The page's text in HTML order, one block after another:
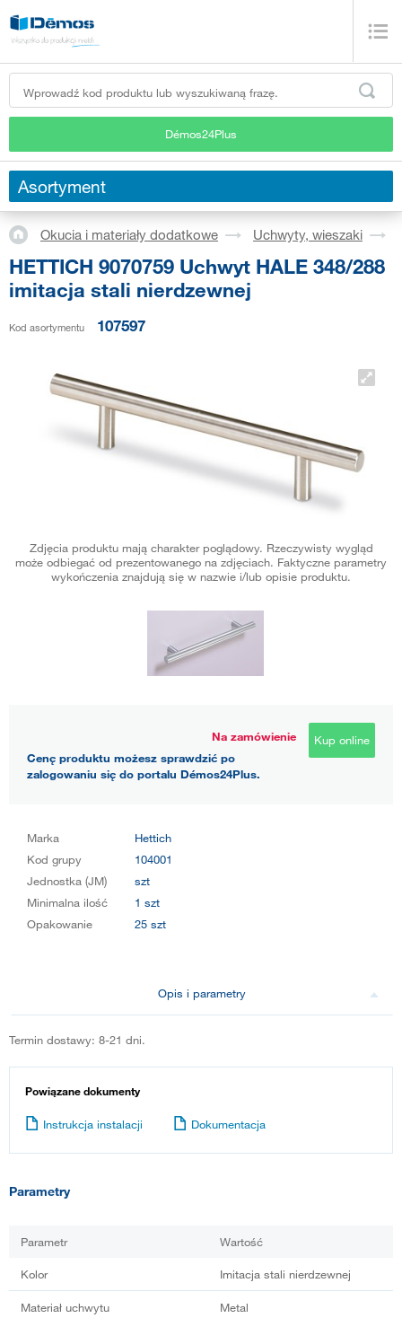
Démos24Plus
Asortyment
Okucia i materiały dodatkowe Uchwyty, wieszaki
HETTICH 9070759 Uchwyt HALE 348/288
imitacja stali nierdzewnej
Kod asortymentu 107597
Zdjęcia produktu mają charakter poglądowy. Rzeczywisty wygląd
może odbiegać od prezentowanego na zdjęciach. Faktyczne parametry
wykończenia znajdują się w nazwie i/lub opisie produktu.
Na zamówienie
Cenę produktu możesz sprawdzić po
zalogowaniu się do portalu Démos24Plus.
Kup online
Marka
Hettich
Kod grupy
104001
Jednostka (JM)
szt
Minimalna ilość
1 szt
Opakowanie
25 szt
Opis i parametry
Termin dostawy: 8-21 dni.
Powiązane dokumenty
Instrukcja instalacji Dokumentacja
Parametry
Parametr Wartość
Kolor Imitacja stali nierdzewnej
Materiał uchwytu Metal